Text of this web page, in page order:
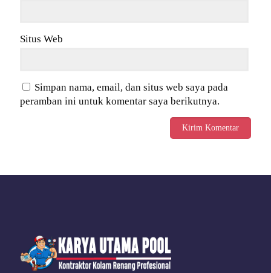
Situs Web
Simpan nama, email, dan situs web saya pada
peramban ini untuk komentar saya berikutnya.